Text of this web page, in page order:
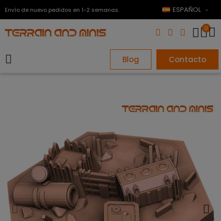
Envío de nuevo pedidos en 1-2 semanas. ESPAÑOL
0
Blog Contacto